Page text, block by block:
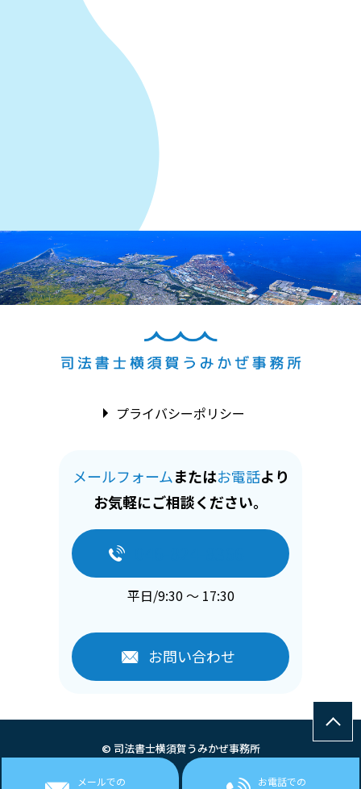
メールでの お電話での
プライバシーポリシー
メールフォームまたはお電話より
お気軽にご相談ください。
平日/9:30 ～ 17:30
お問い合わせ
© 司法書士横須賀うみかぜ事務所